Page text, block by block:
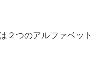
２つのアルファベット